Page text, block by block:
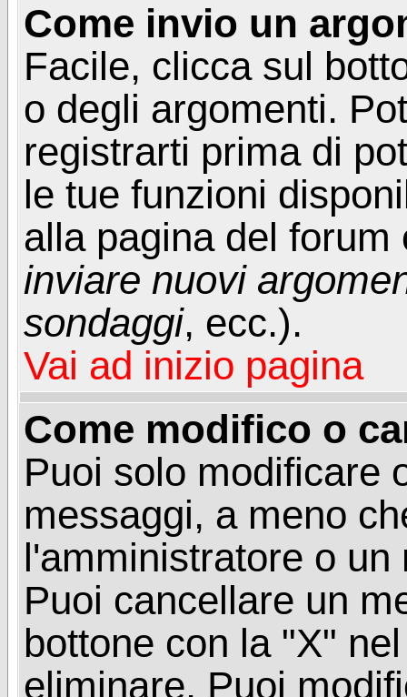
Come invio un
Facile, clicca sul
o degli argomenti.
registrarti prima di
le tue funzioni
alla pagina del
inviare nuovi
sondaggi, ecc.).
Vai ad inizio pagina
Come modifico o
Puoi solo modificare
messaggi, a meno
l'amministratore o
Puoi cancellare un
bottone con la "X"
eliminare. Puoi